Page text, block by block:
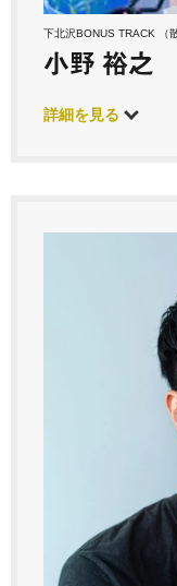
下北沢BONUS TRACK （
小野 裕之
詳細を見る